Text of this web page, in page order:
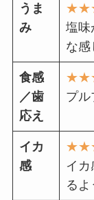
うま
み
塩味
な感
食感
／歯
応え
プル
イカ
感
イ
る